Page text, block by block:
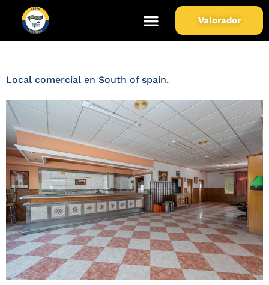
Valorador
Municipio de Propiedad:
Alozaina
Local comercial en South of spain.